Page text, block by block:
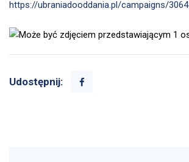
https://ubraniadooddania.pl/campaigns/3064
Udostępnij: